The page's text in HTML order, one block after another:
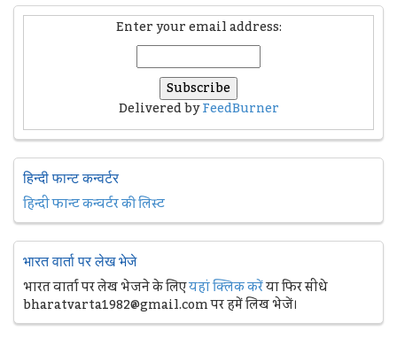
Enter your email address:
Delivered byFeedBurner
हिन्दी फान्ट कन्वर्टर
हिन्दी फान्ट कन्वर्टर की लिस्ट
भारत वार्ता पर लेख भेजे
भारत वार्ता पर लेख भेजने के लिएयहां क्लिक करेंया फिर सीधे
bharatvarta1982@gmail.com पर हमें लिख भेजें।